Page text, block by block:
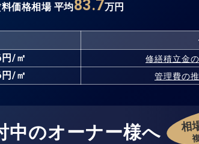
価格相場 平均83.7万円
/㎡ 修繕積立金の
/㎡ 管理費の
中のオーナー様へ 相